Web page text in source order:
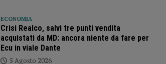
ECONOMIA
Crisi Realco, salvi tre punti vendita
acquistati da MD: ancora niente da fare per
Ecu in viale Dante
5 Agosto 2026